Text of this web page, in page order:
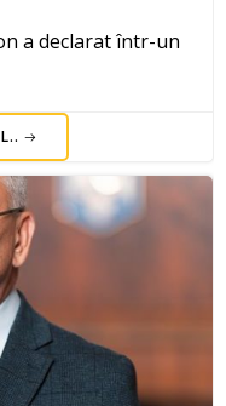
a declarat într-un